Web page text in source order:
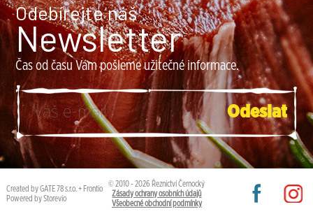
Odebírejte náš
Newsletter
Čas od času Vám pošleme užitečné informace.
Created byGATE 78 s.r.o. + Frontio
Powered byStorevio
© 2010 - 2026 Řeznictví Černocký
Zásady ochrany osobních údajů
Všeobecné obchodní podmínky